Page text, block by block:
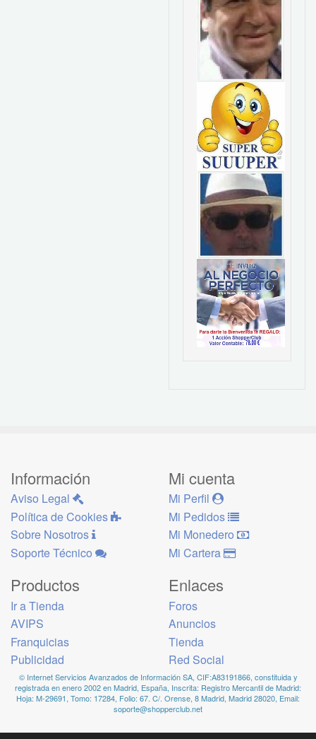
Información
Aviso Legal
Política de Cookies
Sobre Nosotros
Soporte Técnico
Mi cuenta
Mi Perfil
Mi Pedidos
Mi Monedero
Mi Cartera
Productos
Ir a Tienda
AVIPS
Franquicias
Publicidad
Enlaces
Foros
Anuncios
Tienda
Red Social
© Internet Servicios Avanzados de Información SA, CIF:A83191866, constituida y
registrada en enero 2002 en Madrid, España, Inscrita: Registro Mercantil de Madrid:
Hoja: M-29691, Tomo: 17284, Folio: 67. C/. Orense, 8 Madrid, Madrid 28020, Email:
soporte@shopperclub.net